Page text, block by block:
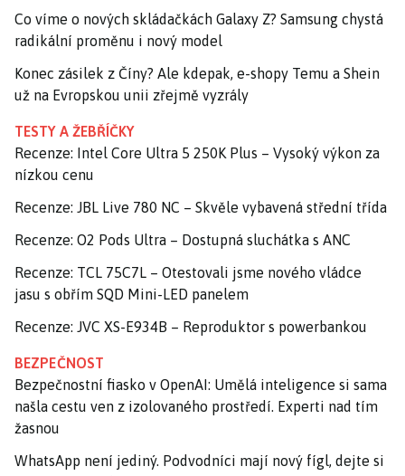
Co víme o nových skládačkách Galaxy Z? Samsung chystá
radikální proměnu i nový model
Konec zásilek z Číny? Ale kdepak, e-shopy Temu a Shein
už na Evropskou unii zřejmě vyzrály
TESTY A ŽEBŘÍČKY
Recenze: Intel Core Ultra 5 250K Plus – Vysoký výkon za
nízkou cenu
Recenze: JBL Live 780 NC – Skvěle vybavená střední třída
Recenze: O2 Pods Ultra – Dostupná sluchátka s ANC
Recenze: TCL 75C7L – Otestovali jsme nového vládce
jasu s obřím SQD Mini-LED panelem
Recenze: JVC XS-E934B – Reproduktor s powerbankou
BEZPEČNOST
Bezpečnostní fiasko v OpenAI: Umělá inteligence si sama
našla cestu ven z izolovaného prostředí. Experti nad tím
žasnou
WhatsApp není jediný. Podvodníci mají nový fígl, dejte si